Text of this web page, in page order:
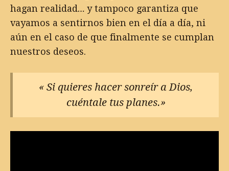
hagan realidad… y tampoco garantiza que
vayamos a sentirnos bien en el día a día, ni
aún en el caso de que finalmente se cumplan
nuestros deseos.
« Si quieres hacer sonreír a Dios,
cuéntale tus planes.»